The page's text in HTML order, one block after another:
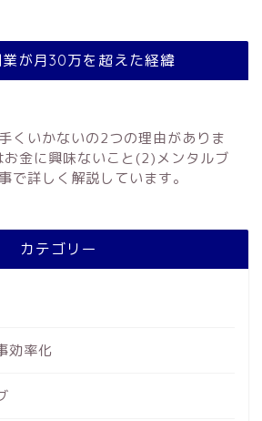
が月30万を超えた経緯
くいかないの2つの理由がありま
金に興味ないこと(2)メンタルブ
で詳しく解説しています。
カテゴリー
効率化